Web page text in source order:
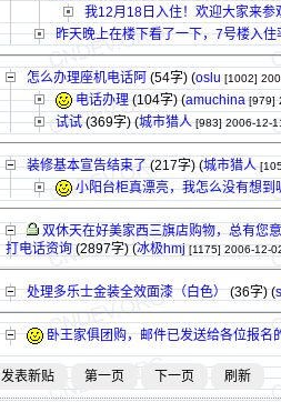
我12月18日入住！欢迎大家来参
昨天晚上在楼下看了一下，7号楼入
怎么办理座机电话阿 (54字) (oslu [1002]
电话办理 (104字)(amuchina [979]
试试 (369字)(城市猎人 [983] 2006-12-
装修基本宣告结束了 (217字)(城市猎人
小阳台柜真漂亮，我怎么没有想到
双休天在好美家西三旗店购物，总有您
打电话资询 (2897字)(冰极hmj [1175] 2006-12-
处理多乐士金装全效面漆（白色） (36字)(
卧王家俱团购，邮件已发送给各位报名
发表新贴 第一页 下一页 刷新